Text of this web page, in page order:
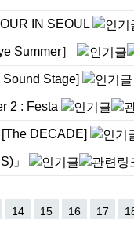
IN SEOUL
Summer］
Stage]
2 : Festa
DECADE]
」
14 15 16 17